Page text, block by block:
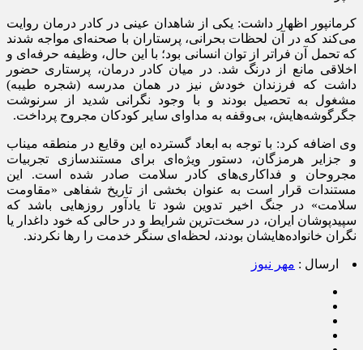
کرمانپور اظهار داشت: یکی از شاهدان عینی در کادر درمان روایت
می‌کند که در آن لحظات بحرانی، پرستاران با صحنه‌ای مواجه شدند
که تحمل آن فراتر از توان انسانی بود؛ با این حال، وظیفه حرفه‌ای و
اخلاقی مانع از درنگ شد. در میان کادر درمان، پرستاری حضور
داشت که فرزندان خودش نیز در همان مدرسه (شجره طیبه)
مشغول به تحصیل بودند و با وجود نگرانی شدید از سرنوشت
جگرگوشه‌هایش، بی‌وقفه به مداوای سایر کودکان مجروح پرداخت.
وی اضافه کرد: با توجه به ابعاد گسترده این وقایع در منطقه میناب
و جزایر هرمزگان، دستور ویژه‌ای برای مستندسازی تجربیات
مجروحان و فداکاری‌های کادر سلامت صادر شده است. این
مستندات قرار است به عنوان بخشی از تاریخ شفاهی «مقاومت
سلامت» در جنگ اخیر تدوین شود تا یادآور روزهایی باشد که
سپیدپوشان ایران، در سخت‌ترین شرایط و در حالی که خود داغدار یا
نگران خانواده‌هایشان بودند، لحظه‌ای سنگر خدمت را رها نکردند.
ارسال : مهر نیوز